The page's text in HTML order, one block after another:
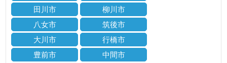
田川市
柳川市
八女市
筑後市
大川市
行橋市
豊前市
中間市